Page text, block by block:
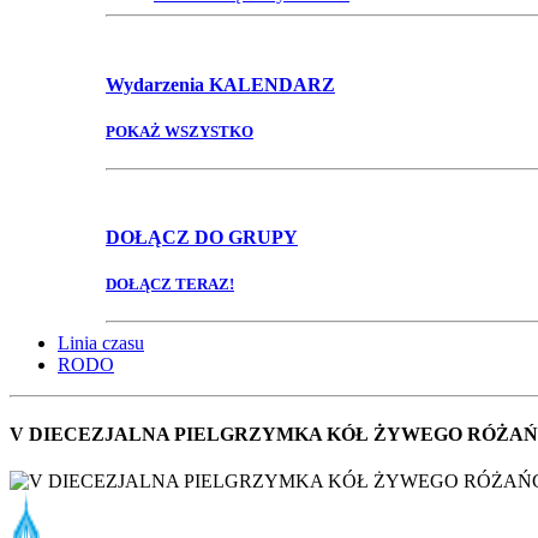
Wydarzenia KALENDARZ
POKAŻ WSZYSTKO
DOŁĄCZ DO GRUPY
DOŁĄCZ TERAZ!
Linia czasu
RODO
V DIECEZJALNA PIELGRZYMKA KÓŁ ŻYWEGO